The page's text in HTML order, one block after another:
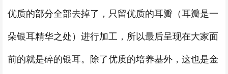
优质的部分全部去掉了，只留优质的耳瓣（耳瓣是一
朵银耳精华之处）进行加工，所以最后呈现在大家面
前的就是碎的银耳。除了优质的培养基外，这也是金